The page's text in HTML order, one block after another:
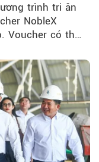
trình tri ân
NobleX
Voucher có thể